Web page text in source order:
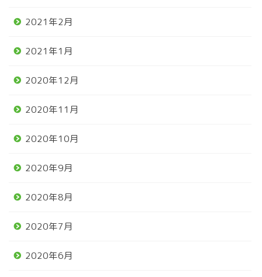
2021年2月
2021年1月
2020年12月
2020年11月
2020年10月
2020年9月
2020年8月
2020年7月
2020年6月